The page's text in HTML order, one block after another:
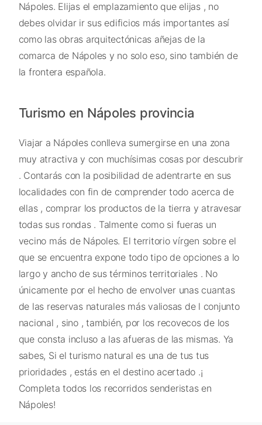
Nápoles. Elijas el emplazamiento que elijas , no
debes olvidar ir sus edificios más importantes así
como las obras arquitectónicas añejas de la
comarca de Nápoles y no solo eso, sino también de
la frontera española.
Turismo en Nápoles provincia
Viajar a Nápoles conlleva sumergirse en una zona
muy atractiva y con muchísimas cosas por descubrir
. Contarás con la posibilidad de adentrarte en sus
localidades con fin de comprender todo acerca de
ellas , comprar los productos de la tierra y atravesar
todas sus rondas . Talmente como si fueras un
vecino más de Nápoles. El territorio vírgen sobre el
que se encuentra expone todo tipo de opciones a lo
largo y ancho de sus términos territoriales . No
únicamente por el hecho de envolver unas cuantas
de las reservas naturales más valiosas de l conjunto
nacional , sino , también, por los recovecos de los
que consta incluso a las afueras de las mismas. Ya
sabes, Si el turismo natural es una de tus tus
prioridades , estás en el destino acertado .¡
Completa todos los recorridos senderistas en
Nápoles!